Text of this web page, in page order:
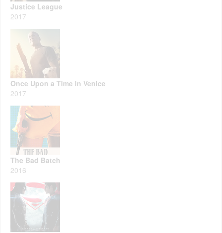
Justice League
2017
Once Upon a Time in Venice
2017
The Bad Batch
2016